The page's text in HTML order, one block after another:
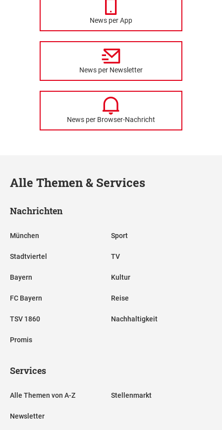
News per App
News per Newsletter
News per Browser-Nachricht
Alle Themen & Services
Nachrichten
München
Stadtviertel
Bayern
FC Bayern
TSV 1860
Promis
Sport
TV
Kultur
Reise
Nachhaltigkeit
Services
Alle Themen von A-Z
Newsletter
Stellenmarkt